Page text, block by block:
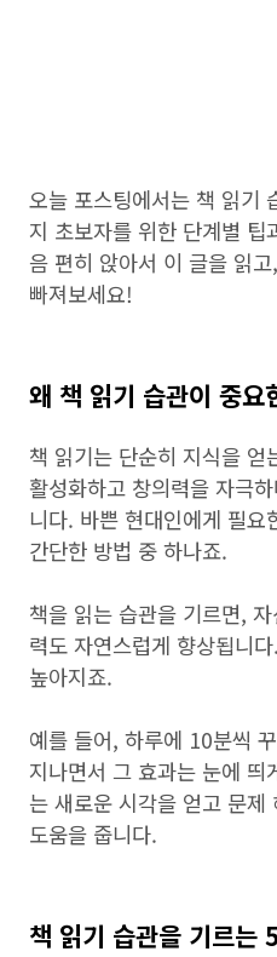
오늘 포스팅에서는 책 읽기
지 초보자를 위한 단계별
음 편히 앉아서 이 글을 읽
빠져보세요!
왜 책 읽기 습관이 중요
책 읽기는 단순히 지식을
활성화하고 창의력을 자극
니다. 바쁜 현대인에게 필
간단한 방법 중 하나죠.
책을 읽는 습관을 기르면,
력도 자연스럽게 향상됩니
높아지죠.
예를 들어, 하루에 10분씩
지나면서 그 효과는 눈에 띄
는 새로운 시각을 얻고 문
도움을 줍니다.
책 읽기 습관을 기르는